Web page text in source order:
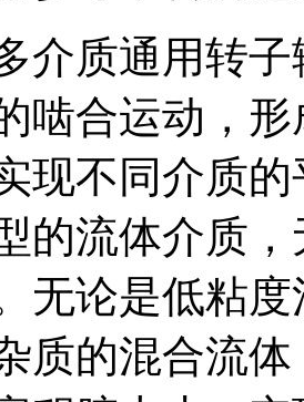
介质通用转
啮合运动，
现不同介质
的流体介质
无论是低粘
质的混合流